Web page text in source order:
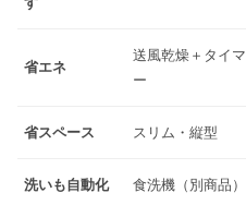
省エネ
送風乾燥＋タイマ
ー
省スペース スリム・縦型
洗いも自動化 食洗機（別商品）